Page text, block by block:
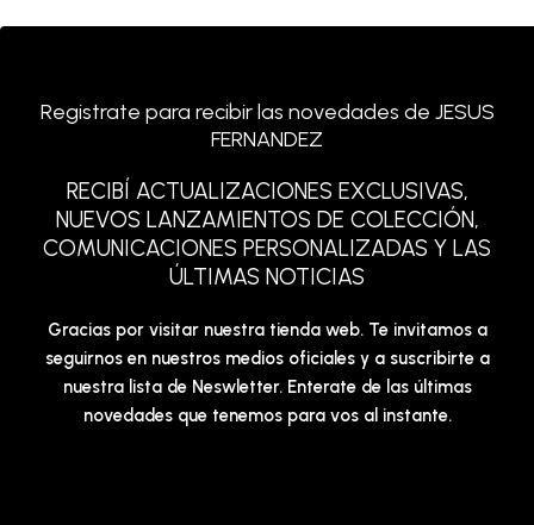
Registrate para recibir las novedades de JESUS
FERNANDEZ
RECIBÍ ACTUALIZACIONES EXCLUSIVAS,
NUEVOS LANZAMIENTOS DE COLECCIÓN,
COMUNICACIONES PERSONALIZADAS Y LAS
ÚLTIMAS NOTICIAS
Gracias por visitar nuestra tienda web. Te invitamos a
seguirnos en nuestros medios oficiales y a suscribirte a
nuestra lista de Neswletter. Enterate de las últimas
novedades que tenemos para vos al instante.